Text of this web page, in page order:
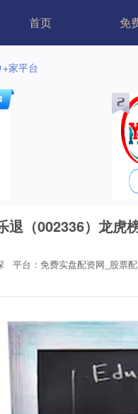
首页 免
+家平台
退（002336）龙虎
平台：免费实盘配资网_股票